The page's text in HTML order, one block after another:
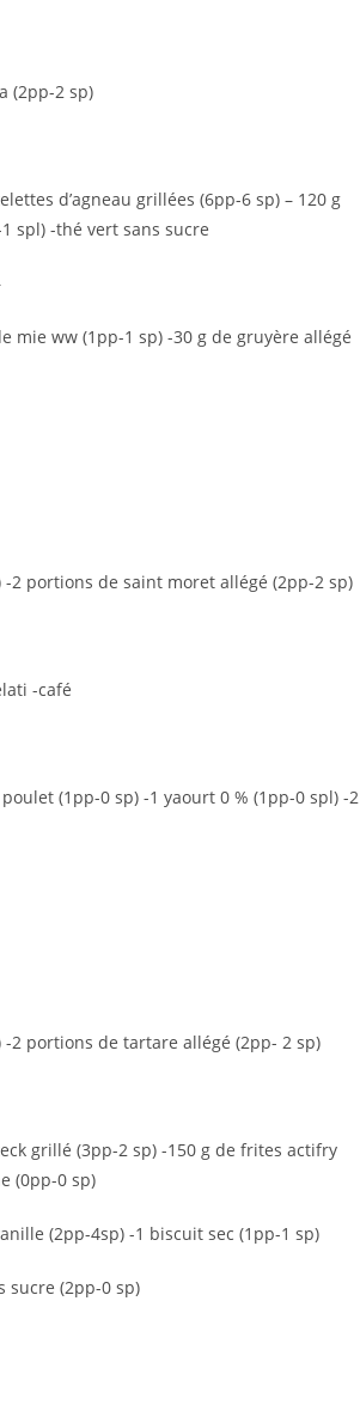
(2pp-2 sp)
d’agneau grillées (6pp-6 sp) – 120 g
spl) -thé vert sans sucre
mie ww (1pp-1 sp) -30 g de gruyère allégé
2 portions de saint moret allégé (2pp-2 sp)
-café
(1pp-0 sp) -1 yaourt 0 % (1pp-0 spl) -2
2 portions de tartare allégé (2pp- 2 sp)
grillé (3pp-2 sp) -150 g de frites actifry
(0pp-0 sp)
(2pp-4sp) -1 biscuit sec (1pp-1 sp)
sucre (2pp-0 sp)